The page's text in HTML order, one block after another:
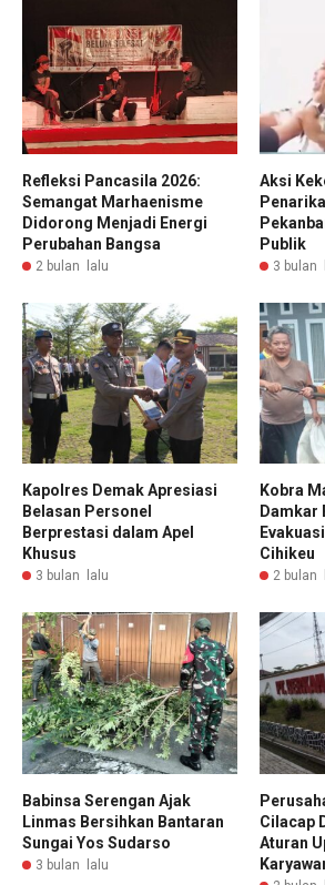
Refleksi Pancasila 2026:
Semangat Marhaenisme
Didorong Menjadi Energi
Perubahan Bangsa
2 bulan lalu
Aksi
Publik
3 bulan
Kapolres Demak Apresiasi
Belasan Personel
Berprestasi dalam Apel
Khusus
3 bulan lalu
Kobra
Damkar
Cihikeu
2 bulan
Babinsa Serengan Ajak
Linmas Bersihkan Bantaran
Sungai Yos Sudarso
3 bulan lalu
Cilacap
Aturan